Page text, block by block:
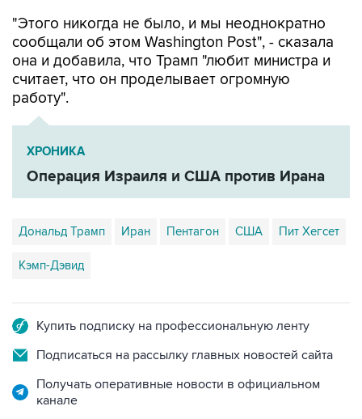
"Этого никогда не было, и мы неоднократно
сообщали об этом Washington Post", - сказала
она и добавила, что Трамп "любит министра и
считает, что он проделывает огромную
работу".
ХРОНИКА
Операция Израиля и США против Ирана
Дональд Трамп Иран Пентагон США Пит Хегсет
Кэмп-Дэвид
Купить подписку на профессиональную ленту
Подписаться на рассылку главных новостей сайта
Получать оперативные новости в официальном
канале